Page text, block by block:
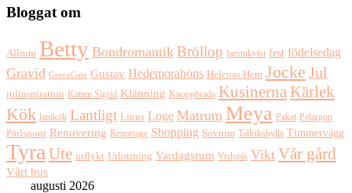
Bloggat om
Allrum Betty Bondromantik Bröllop farstukvist fest födelsedag
Gravid GreenGate Gustav Hedemorahöns Helenas Hem Jocke Jul
julinspiration Katten Sigrid Klänning Knoppbräda KusinernaKärlek
Kök lantkök Lantligt Linus Loge Matrum Meya Paket Pelargon
Pärlspont Renovering Reportage Shopping Sovrum Tallrikshylla Timmervägg
Tyra Ute utflykt Utlottning Vardagsrum Vedspis Vikt Vår gård
Vårt hus
augusti 2026